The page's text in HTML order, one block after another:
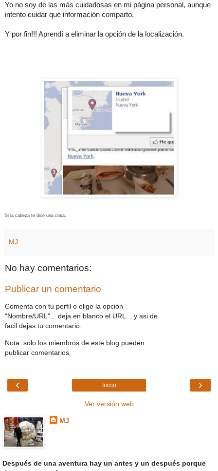
Yo no soy de las más cuidadosas en mi página personal, aunque
intento cuidar qué información comparto.
Y por fin!!! Aprendí a eliminar la opción de la localización.
Si la cabeza te dice una cosa.
MJ
No hay comentarios:
Publicar un comentario
Comenta con tu perfil o elige la opción
"Nombre/URL"... deja en blanco el URL... y asi de
facil dejas tu comentario.
Nota: solo los miembros de este blog pueden
publicar comentarios.
‹ ›
Inicio
Ver versión web
MJ
Después de una aventura hay un antes y un después porque